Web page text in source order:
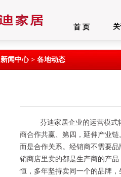
首 页
新闻中心 > 各地动态
芬迪家居企业的运营模式
商合作共赢、第四，延伸产业
而是合作关系。经销商不需要
销商店里卖的都是生产商的产
恒，多年坚持卖同一个的品牌